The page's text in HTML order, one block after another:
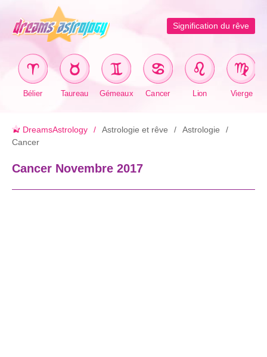
Signification du rêve
Bélier Taureau Gémeaux Cancer Lion Vierge
DreamsAstrology Astrologie et rêve
Astrologie
Cancer
Cancer Novembre 2017